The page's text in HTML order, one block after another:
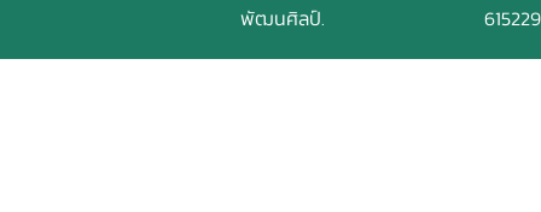
พัฒนศิลป์.
615229